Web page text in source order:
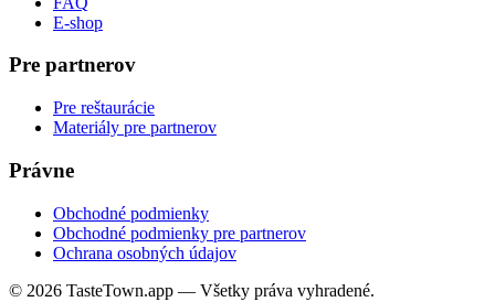
E-shop
Pre partnerov
Pre reštaurácie
Materiály pre partnerov
Právne
Obchodné podmienky
Obchodné podmienky pre partnerov
Ochrana osobných údajov
© 2026 TasteTown.app — Všetky práva vyhradené.